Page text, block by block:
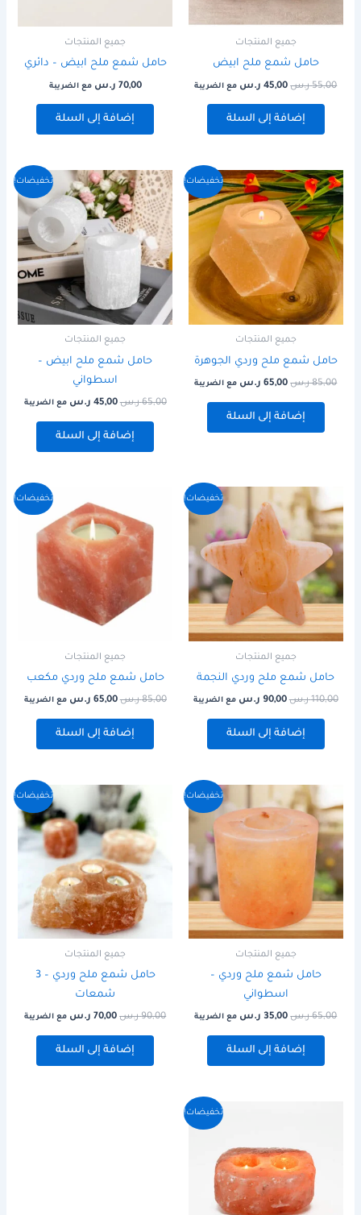
جميع المنتجات
حامل شمع ملح ابيض
55,00 ر.س 45,00 ر.س مع الضريبة
إضافة إلى السلة
جميع المنتجات
حامل شمع ملح ابيض – دائري
70,00 ر.س مع الضريبة
إضافة إلى السلة
تخفيضات!
جميع المنتجات
حامل شمع ملح وردي الجوهرة
85,00 ر.س
السعر
الأصلي
هو:
85,00 ر.س.
65,00 ر.س
السعر
الحالي
هو:
65,00 ر.س.
مع الضريبة
إضافة إلى السلة
تخفيضات!
جميع المنتجات
حامل شمع ملح ابيض –
اسطواني
65,00 ر.س
السعر
الأصلي
هو:
65,00 ر.س.
45,00 ر.س
السعر
الحالي
هو:
45,00 ر.س.
مع الضريبة
إضافة إلى السلة
تخفيضات!
جميع المنتجات
حامل شمع ملح وردي النجمة
110,00 ر.س
الأصلي
هو:
110,00 ر.س.
90,00 ر.س
السعر
الحالي
90,00 ر.س.
مع الضريبة
إضافة إلى السلة
تخفيضات!
جميع المنتجات
حامل شمع ملح وردي مكعب
85,00 ر.س
الأصلي
هو:
85,00 ر.س.
65,00 ر.س
السعر
الحالي
هو:
65,00 ر.س.
مع الضريبة
إضافة إلى السلة
تخفيضات!
جميع المنتجات
حامل شمع ملح وردي –
اسطواني
65,00 ر.س
الأصلي
هو:
65,00 ر.س.
35,00 ر.س
السعر
الحالي
هو:
35,00 ر.س.
مع الضريبة
إضافة إلى السلة
تخفيضات!
جميع المنتجات
حامل شمع ملح وردي – 3
شمعات
90,00 ر.س
السعر
الأصلي
هو:
90,00 ر.س.
70,00 ر.س
السعر
الحالي
هو:
70,00 ر.س.
مع الضريبة
إضافة إلى السلة
تخفيضات!
70,00 ر.س.
السعر
الحالي
50,00 ر.س.